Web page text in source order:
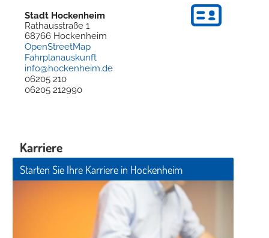
Stadt Hockenheim
Rathausstraße 1
68766 Hockenheim
OpenStreetMap
Fahrplanauskunft
info@hockenheim.de
06205 210
06205 212990
Karriere
Starten Sie Ihre Karriere in Hockenheim